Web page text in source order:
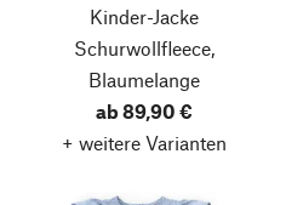
Kinder-Jacke
Schurwollfleece,
Blaumelange
ab 89,90 €
+ weitere Varianten